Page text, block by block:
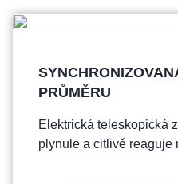
PRŮMĚRU
Elektrická teleskopická
plynule a citlivě reaguje